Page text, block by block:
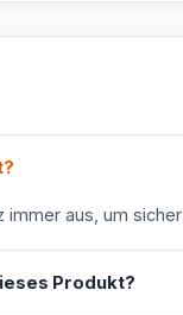
aus, um
Produkt?